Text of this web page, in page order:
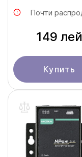
Pole 90-110
Почти
149 лей
Купить